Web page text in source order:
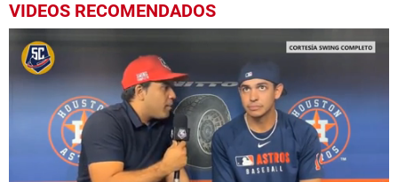
VIDEOS RECOMENDADOS